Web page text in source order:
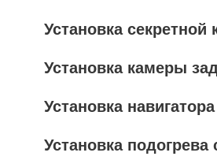
Установка секретной
Установка камеры
Установка навигатора
Установка подогрева